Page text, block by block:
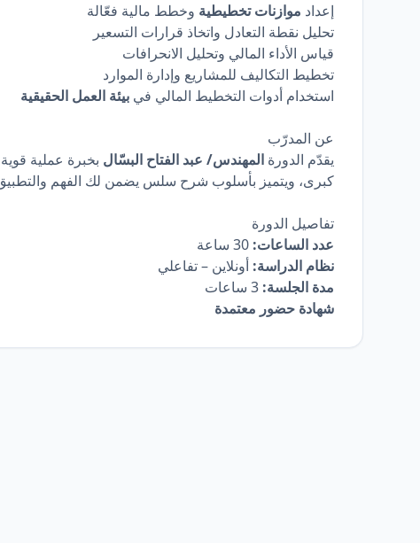
إعداد موازنات تخطيطية وخطط مالية فعّالة
تحليل نقطة التعادل واتخاذ قرارات التسعير
قياس الأداء المالي وتحليل الانحرافات
تخطيط التكاليف للمشاريع وإدارة الموارد
استخدام أدوات التخطيط المالي في بيئة العمل الحقيقية
عن المدرّب
يقدّم الدورة المهندس/ عبد الفتاح البسّال بخبرة عملية
كبرى، ويتميز بأسلوب شرح سلس يضمن لك الفهم
تفاصيل الدورة
عدد الساعات:
نظام الدراسة: أونلاين – تفاعلي
مدة الجلسة:
شهادة حضور معتمدة